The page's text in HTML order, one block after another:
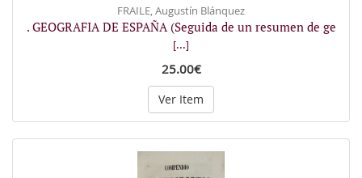
FRAILE, Augustín Blánquez
. GEOGRAFIA DE ESPAÑA (Seguida de un resumen de ge
[...]
25.00€
Ver Item